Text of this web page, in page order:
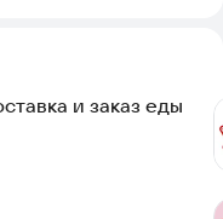
и заказ еды